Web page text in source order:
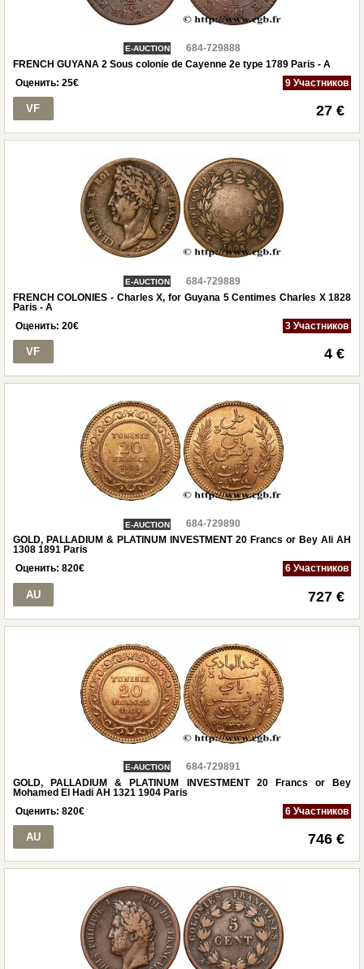
E-AUCTION
684-729888
FRENCH GUYANA 2 Sous colonie de Cayenne 2e type 1789 Paris - A
Оценить: 25€ 9 Участников
VF 27 €
E-AUCTION
684-729889
FRENCH COLONIES - Charles X, for Guyana 5 Centimes Charles X 1828
Paris - A
Оценить: 20€ 3 Участников
VF 4 €
E-AUCTION
684-729890
GOLD, PALLADIUM & PLATINUM INVESTMENT 20 Francs or Bey Ali AH
1308 1891 Paris
Оценить: 820€ 6 Участников
AU 727 €
E-AUCTION
684-729891
GOLD, PALLADIUM & PLATINUM INVESTMENT 20 Francs or Bey
Mohamed El Hadi AH 1321 1904 Paris
Оценить: 820€ 6 Участников
AU 746 €